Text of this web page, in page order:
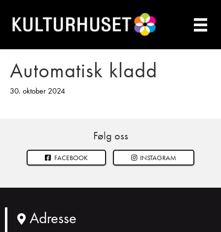
Automatisk kladd
30. oktober 2024
Følg oss
FACEBOOK INSTAGRAM
Adresse